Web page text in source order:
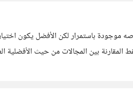
موجودة باستمرار لكن الأفضل يكون
بين المجالات من حيث الأفضلية